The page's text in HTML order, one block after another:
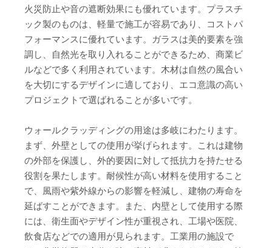
火災防止や音の遮断効果にも優れています。プラスチ
ック製のものは、軽量で施工が容易であり、コストパ
フォーマンスに優れています。ガラスは美的要素を強
調し、自然光を取り入れることができるため、商業ビ
ルなどで多く利用されています。木材は自然の風合い
を大切にするデザインに適しており、エコ意識の高い
プロジェクトで選ばれることが多いです。
ウォールクラッディングの用途は多岐にわたります。
まず、外壁としての使用が挙げられます。これは建物
の外部を保護し、外的要因に対して抵抗力を持たせる
役割を果たします。耐候性が高い材料を使用すること
で、風雨や紫外線からの影響を軽減し、建物の寿命を
延ばすことができます。また、内壁として使用する際
には、衛生面やデザイン性が重視され、工場や医院、
飲食店などでの適用が見られます。工業用の施設で